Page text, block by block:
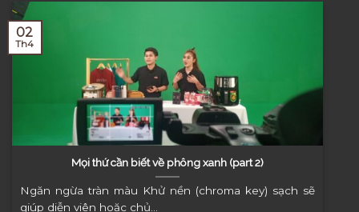
Mọi thứ cần biết về phông xanh (part 2)
Ngăn ngừa tràn màu Khử nền (chroma key) sạch sẽ
giúp diễn viên hoặc chủ...
02
Th4